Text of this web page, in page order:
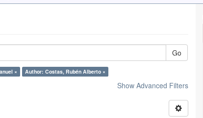
Go
× Author: Costas, Rubén Alberto ×
Show Advanced Filters